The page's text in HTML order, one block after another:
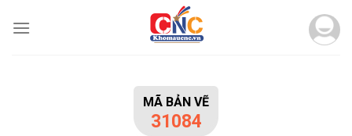
MÃ BẢN VẼ
31084